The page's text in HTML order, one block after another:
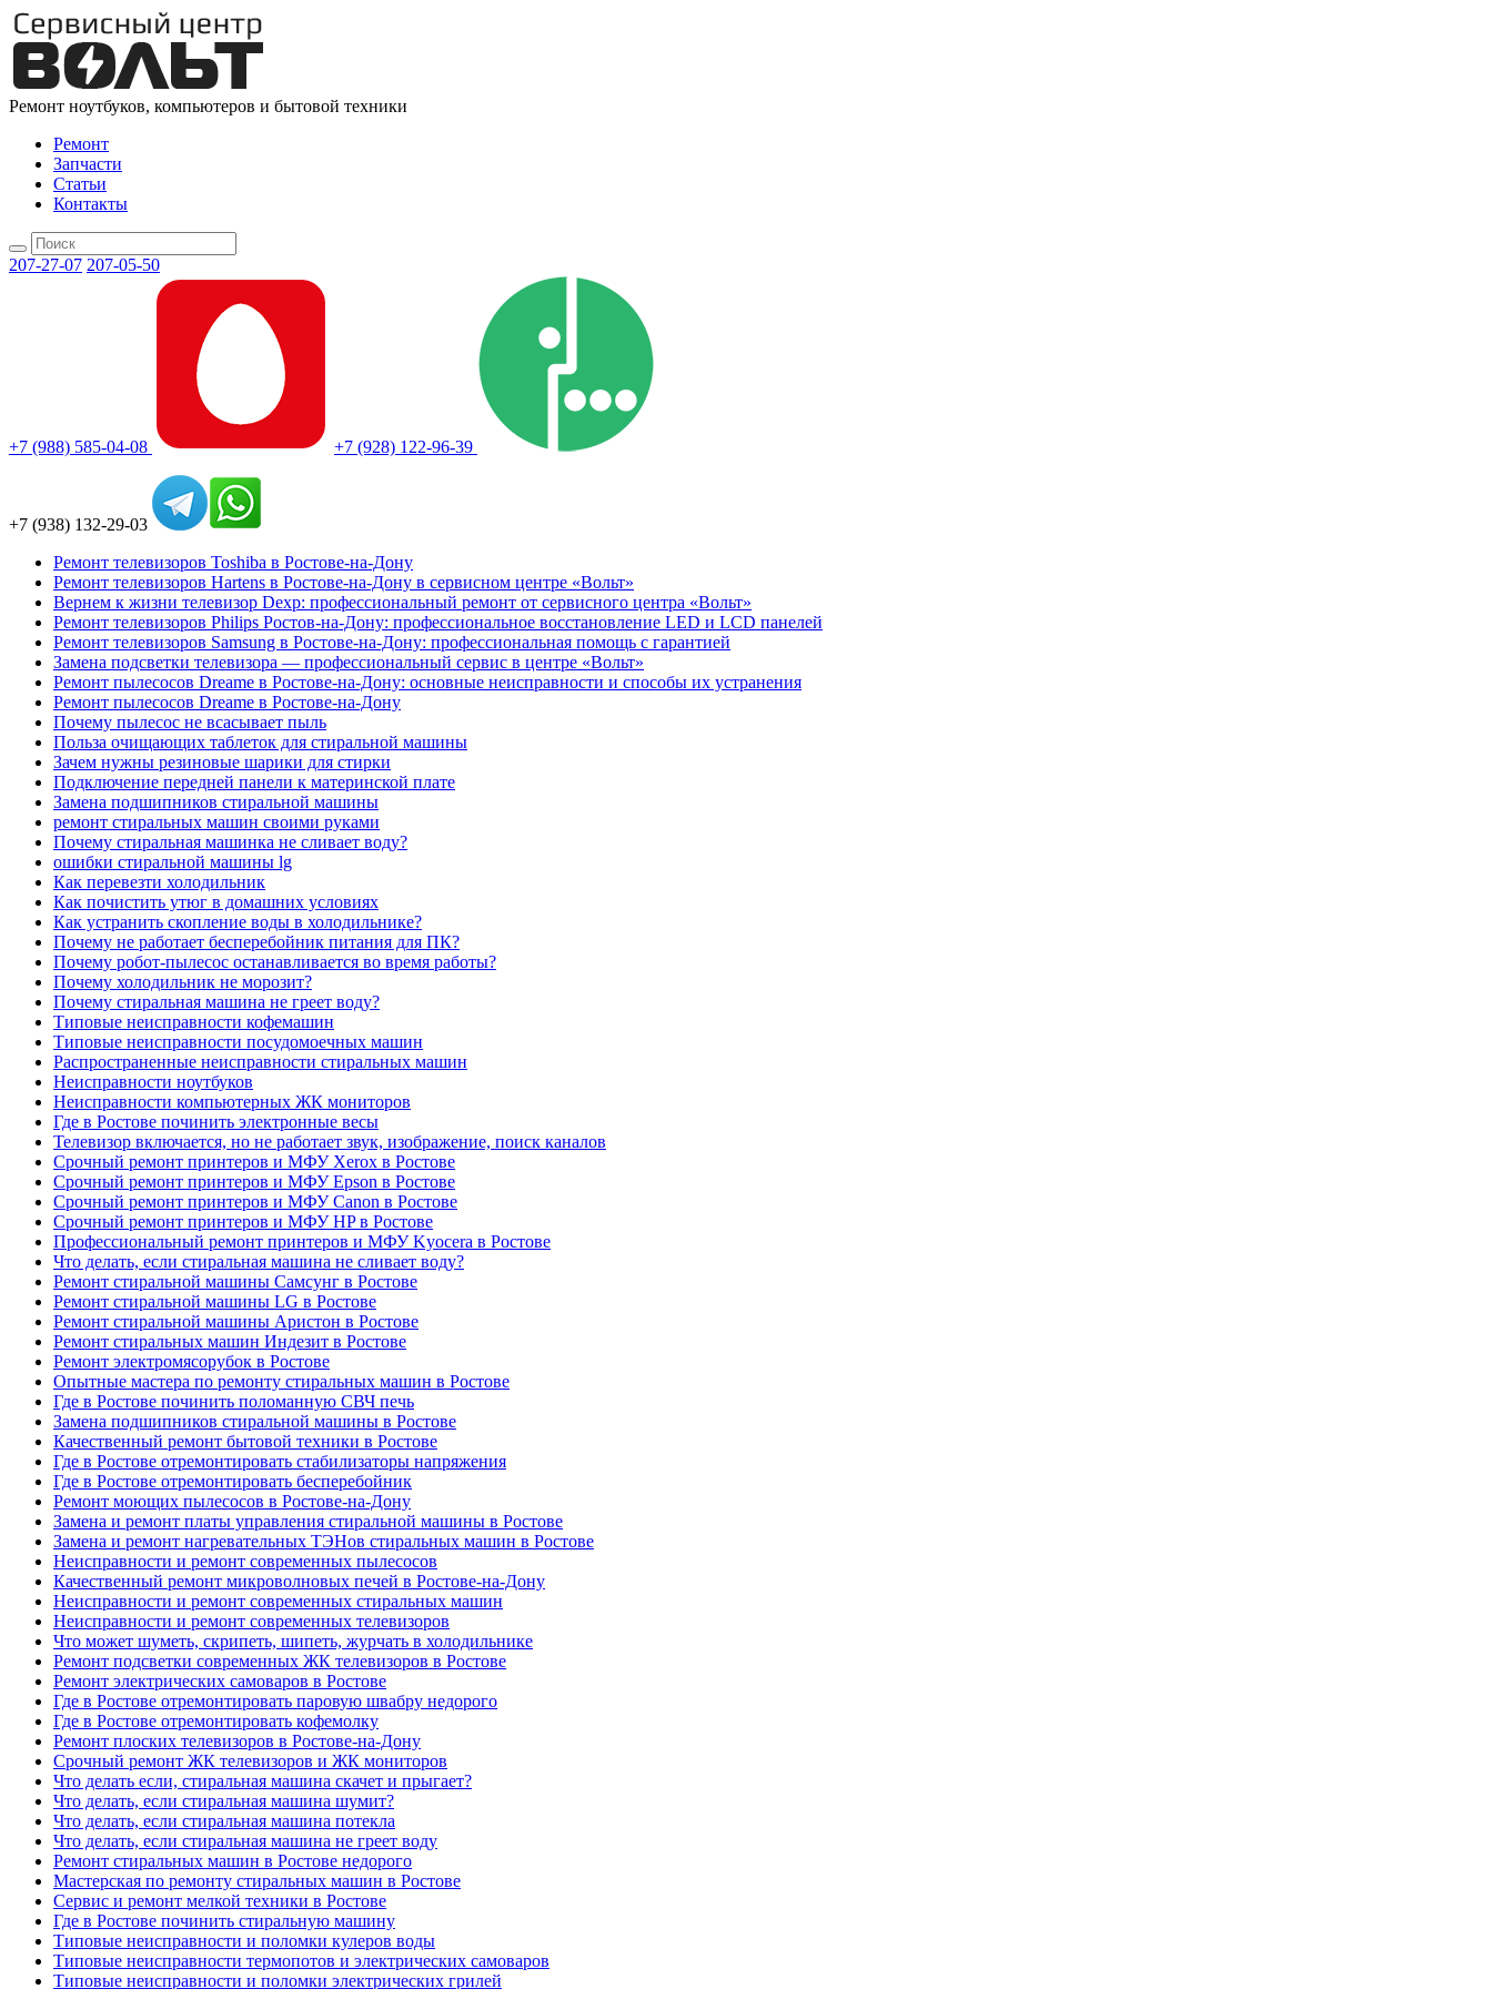
Ремонт ноутбуков, компьютеров и бытовой техники
Ремонт
Запчасти
Статьи
Контакты
207-27-07 207-05-50
+7 (988) 585-04-08 +7 (928) 122-96-39
+7 (938) 132-29-03
Ремонт телевизоров Toshiba в Ростове-на-Дону
Ремонт телевизоров Hartens в Ростове-на-Дону в сервисном центре «Вольт»
Вернем к жизни телевизор Dexp: профессиональный ремонт от сервисного центра «Вольт»
Ремонт телевизоров Philips Ростов-на-Дону: профессиональное восстановление LED и LCD панелей
Ремонт телевизоров Samsung в Ростове-на-Дону: профессиональная помощь с гарантией
Замена подсветки телевизора — профессиональный сервис в центре «Вольт»
Ремонт пылесосов Dreame в Ростове-на-Дону: основные неисправности и способы их устранения
Ремонт пылесосов Dreame в Ростове-на-Дону
Почему пылесос не всасывает пыль
Польза очищающих таблеток для стиральной машины
Зачем нужны резиновые шарики для стирки
Подключение передней панели к материнской плате
Замена подшипников стиральной машины
ремонт стиральных машин своими руками
Почему стиральная машинка не сливает воду?
ошибки стиральной машины lg
Как перевезти холодильник
Как почистить утюг в домашних условиях
Как устранить скопление воды в холодильнике?
Почему не работает бесперебойник питания для ПК?
Почему робот-пылесос останавливается во время работы?
Почему холодильник не морозит?
Почему стиральная машина не греет воду?
Типовые неисправности кофемашин
Типовые неисправности посудомоечных машин
Распространенные неисправности стиральных машин
Неисправности ноутбуков
Неисправности компьютерных ЖК мониторов
Где в Ростове починить электронные весы
Телевизор включается, но не работает звук, изображение, поиск каналов
Срочный ремонт принтеров и МФУ Xerox в Ростове
Срочный ремонт принтеров и МФУ Epson в Ростове
Срочный ремонт принтеров и МФУ Canon в Ростове
Срочный ремонт принтеров и МФУ HP в Ростове
Профессиональный ремонт принтеров и МФУ Kyocera в Ростове
Что делать, если стиральная машина не сливает воду?
Ремонт стиральной машины Самсунг в Ростове
Ремонт стиральной машины LG в Ростове
Ремонт стиральной машины Аристон в Ростове
Ремонт стиральных машин Индезит в Ростове
Ремонт электромясорубок в Ростове
Опытные мастера по ремонту стиральных машин в Ростове
Где в Ростове починить поломанную СВЧ печь
Замена подшипников стиральной машины в Ростове
Качественный ремонт бытовой техники в Ростове
Где в Ростове отремонтировать стабилизаторы напряжения
Где в Ростове отремонтировать бесперебойник
Ремонт моющих пылесосов в Ростове-на-Дону
Замена и ремонт платы управления стиральной машины в Ростове
Замена и ремонт нагревательных ТЭНов стиральных машин в Ростове
Неисправности и ремонт современных пылесосов
Качественный ремонт микроволновых печей в Ростове-на-Дону
Неисправности и ремонт современных стиральных машин
Неисправности и ремонт современных телевизоров
Что может шуметь, скрипеть, шипеть, журчать в холодильнике
Ремонт подсветки современных ЖК телевизоров в Ростове
Ремонт электрических самоваров в Ростове
Где в Ростове отремонтировать паровую швабру недорого
Где в Ростове отремонтировать кофемолку
Ремонт плоских телевизоров в Ростове-на-Дону
Срочный ремонт ЖК телевизоров и ЖК мониторов
Что делать если, стиральная машина скачет и прыгает?
Что делать, если стиральная машина шумит?
Что делать, если стиральная машина потекла
Что делать, если стиральная машина не греет воду
Ремонт стиральных машин в Ростове недорого
Мастерская по ремонту стиральных машин в Ростове
Сервис и ремонт мелкой техники в Ростове
Где в Ростове починить стиральную машину
Типовые неисправности и поломки кулеров воды
Типовые неисправности термопотов и электрических самоваров
Типовые неисправности и поломки электрических грилей